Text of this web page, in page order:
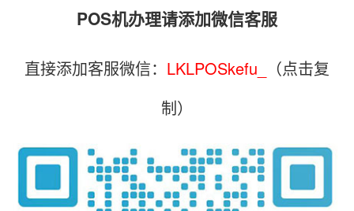
POS机办理请添加微信客服
直接添加客服微信： LKLPOSkefu_
（点击复
制）